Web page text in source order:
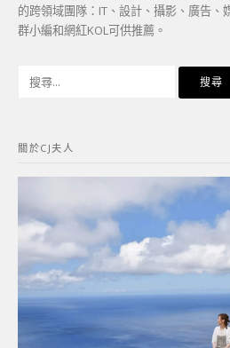
的跨領域團隊：IT、設計、攝影、廣告、
群小編和網紅KOL可供推薦。
字:
關於CJ夫人